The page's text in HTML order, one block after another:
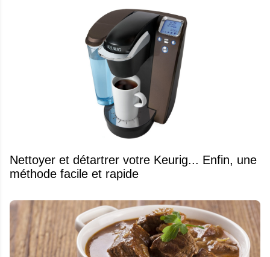
Nettoyer et détartrer votre Keurig... Enfin, une
méthode facile et rapide